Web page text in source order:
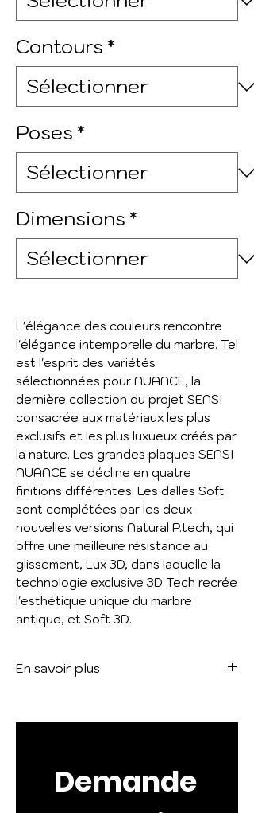
Contours*
Poses*
Dimensions*
L'élégance des couleurs rencontre
l'élégance intemporelle du marbre. Tel
est l'esprit des variétés
sélectionnées pour NUANCE, la
dernière collection du projet SENSI
consacrée aux matériaux les plus
exclusifs et les plus luxueux créés par
la nature. Les grandes plaques SENSI
NUANCE se décline en quatre
finitions différentes. Les dalles Soft
sont complétées par les deux
nouvelles versions Natural P.tech, qui
offre une meilleure résistance au
glissement, Lux 3D, dans laquelle la
technologie exclusive 3D Tech recrée
l'esthétique unique du marbre
antique, et Soft 3D.
En savoir plus
Demande